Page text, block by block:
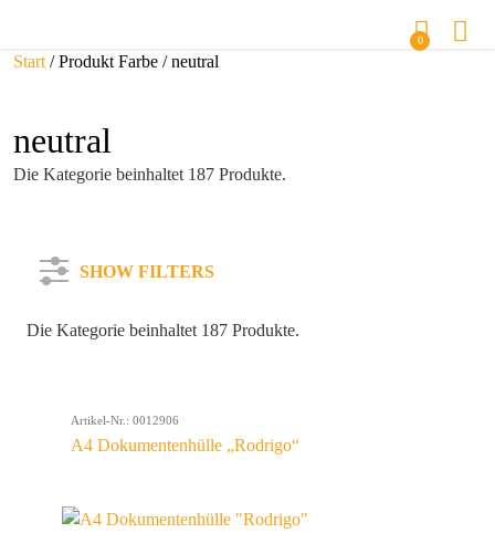
0
Start / Produkt Farbe / neutral
neutral
Die Kategorie beinhaltet 187 Produkte.
SHOW FILTERS
Farbe
Die Kategorie beinhaltet 187 Produkte.
Artikel-Nr.: 0012906
A4 Dokumentenhülle „Rodrigo“